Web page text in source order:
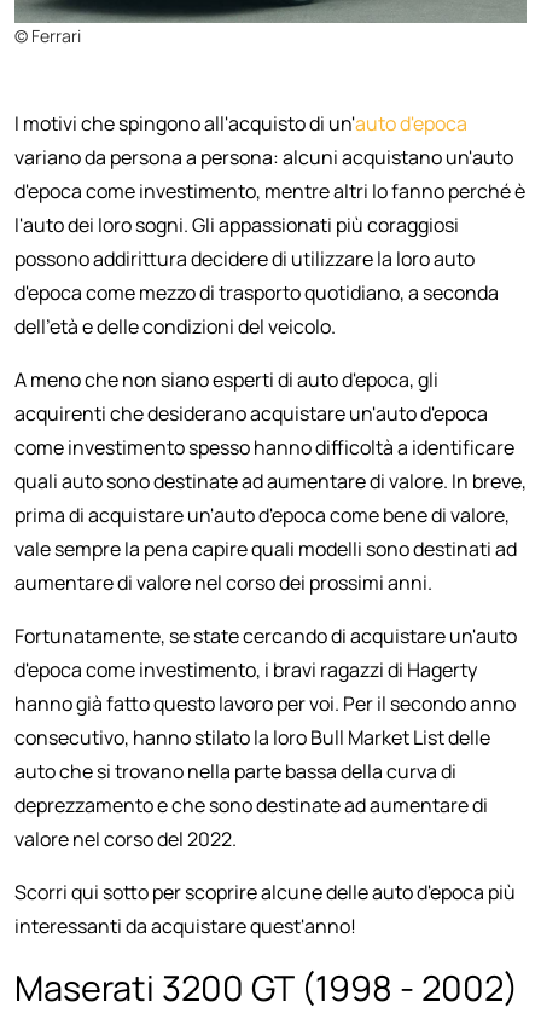
© Ferrari
I motivi che spingono all'acquisto di un'auto d'epoca
variano da persona a persona: alcuni acquistano un'auto
d'epoca come investimento, mentre altri lo fanno perché è
l'auto dei loro sogni. Gli appassionati più coraggiosi
possono addirittura decidere di utilizzare la loro auto
d'epoca come mezzo di trasporto quotidiano, a seconda
dell'età e delle condizioni del veicolo.
A meno che non siano esperti di auto d'epoca, gli
acquirenti che desiderano acquistare un'auto d'epoca
come investimento spesso hanno difficoltà a identificare
quali auto sono destinate ad aumentare di valore. In breve,
prima di acquistare un'auto d'epoca come bene di valore,
vale sempre la pena capire quali modelli sono destinati ad
aumentare di valore nel corso dei prossimi anni.
Fortunatamente, se state cercando di acquistare un'auto
d'epoca come investimento, i bravi ragazzi di Hagerty
hanno già fatto questo lavoro per voi. Per il secondo anno
consecutivo, hanno stilato la loro Bull Market List delle
auto che si trovano nella parte bassa della curva di
deprezzamento e che sono destinate ad aumentare di
valore nel corso del 2022.
Scorri qui sotto per scoprire alcune delle auto d'epoca più
interessanti da acquistare quest'anno!
Maserati 3200 GT (1998 - 2002)